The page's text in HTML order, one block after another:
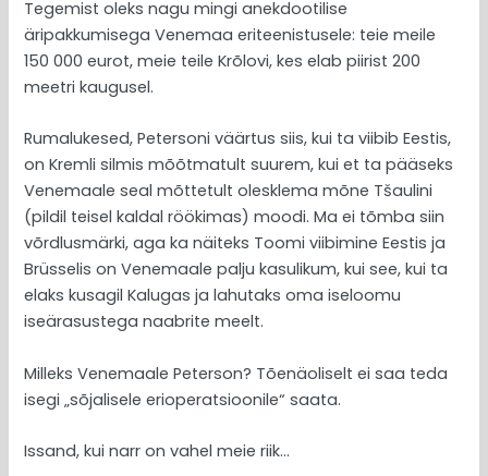
Tegemist oleks nagu mingi anekdootilise
äripakkumisega Venemaa eriteenistusele: teie meile
150 000 eurot, meie teile Krõlovi, kes elab piirist 200
meetri kaugusel.
Rumalukesed, Petersoni väärtus siis, kui ta viibib Eestis,
on Kremli silmis mõõtmatult suurem, kui et ta pääseks
Venemaale seal mõttetult olesklema mõne Tšaulini
(pildil teisel kaldal röökimas) moodi. Ma ei tõmba siin
võrdlusmärki, aga ka näiteks Toomi viibimine Eestis ja
Brüsselis on Venemaale palju kasulikum, kui see, kui ta
elaks kusagil Kalugas ja lahutaks oma iseloomu
iseärasustega naabrite meelt.
Milleks Venemaale Peterson? Tõenäoliselt ei saa teda
isegi „sõjalisele erioperatsioonile“ saata.
Issand, kui narr on vahel meie riik…